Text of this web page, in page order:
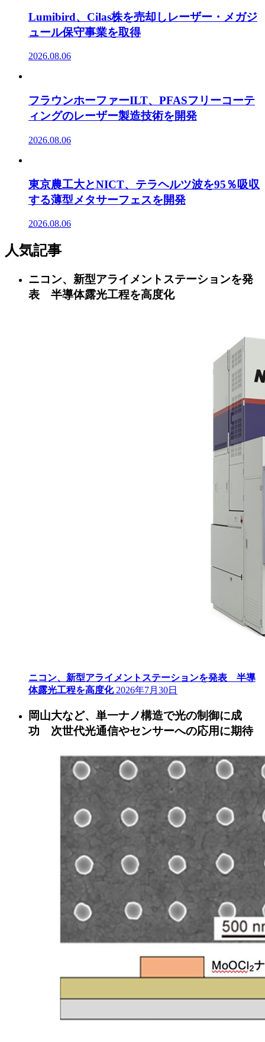
Lumibird、Cilas株を売却しレーザー・メガジ
ュール保守事業を取得
2026.08.06
フラウンホーファーILT、PFASフリーコーテ
ィングのレーザー製造技術を開発
2026.08.06
東京農工大とNICT、テラヘルツ波を95％吸収
する薄型メタサーフェスを開発
2026.08.06
人気記事
ニコン、新型アライメントステーションを発
表 半導体露光工程を高度化
ニコン、新型アライメントステーションを発表 半導
体露光工程を高度化 2026年7月30日
岡山大など、単一ナノ構造で光の制御に成
功 次世代光通信やセンサーへの応用に期待